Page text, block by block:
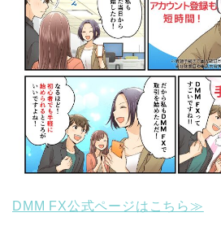
DMM FX公式ページはこちら≫
個別株
CFD（差